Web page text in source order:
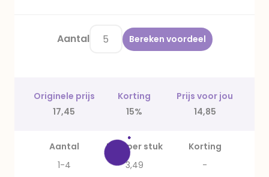
Aantal Bereken voordeel
Originele prijs Korting
Prijs voor jou
17,45
15% 14,85
Aantal Prijs per stuk
Korting
1-4
3,49
-